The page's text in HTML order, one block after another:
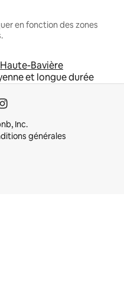
en fonction des zones
Haute-Bavière
et longue durée
Inc.
générales